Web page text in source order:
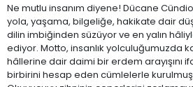
Ne mutlu insanım diyene! Dücane
yola, yaşama, bilgeliğe, hakikate dair
dilin imbiğinden süzüyor ve en yalın
ediyor. Motto, insanlık yolculuğumuzda
hâllerine dair daimi bir erdem arayışını
birbirini hesap eden cümlelerle